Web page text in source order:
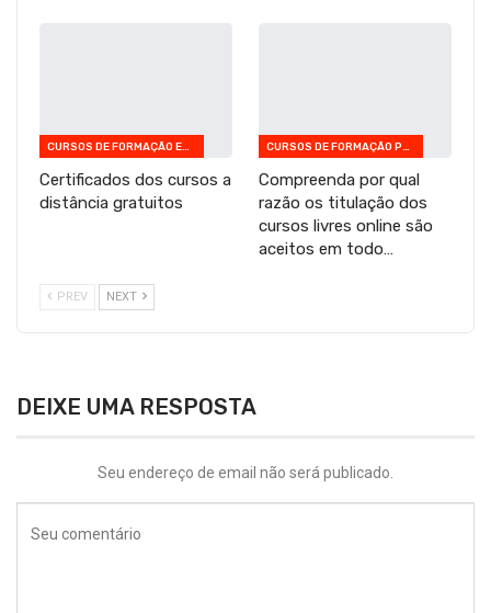
CURSOS DE FORMAÇÃO EM INFORMÁTICA
Certificados dos cursos a
distância gratuitos
CURSOS DE FORMAÇÃO PEDAGÓGICA
Compreenda por qual
razão os titulação dos
cursos livres online são
aceitos em todo…
PREV NEXT
DEIXE UMA RESPOSTA
Seu endereço de email não será publicado.